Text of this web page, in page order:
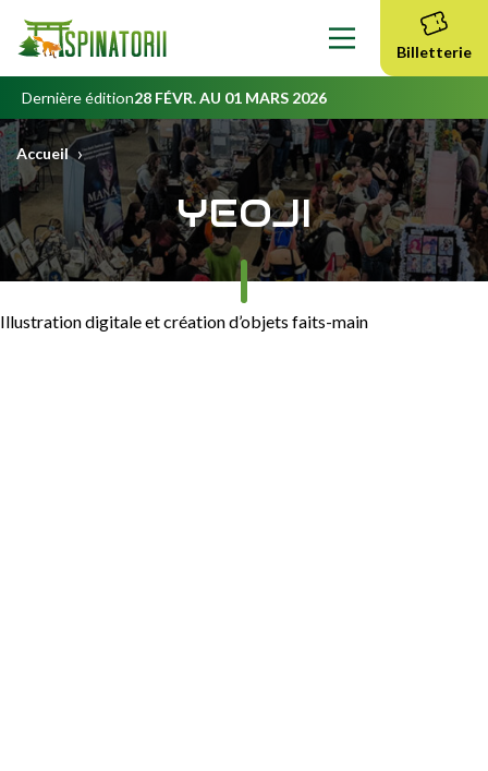
principal
Billetterie
Dernière édition28 FÉVR. AU 01 MARS 2026
Accueil ›
YEOJI
Illustration digitale et création d’objets faits-main